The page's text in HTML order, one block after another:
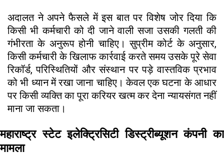
अदालत ने अपने फैसले में इस बात पर विशेष जोर दिया कि
किसी भी कर्मचारी को दी जाने वाली सजा उसकी गलती की
गंभीरता के अनुरूप होनी चाहिए। सुप्रीम कोर्ट के अनुसार,
किसी कर्मचारी के खिलाफ कार्रवाई करते समय उसके पूरे सेवा
रिकॉर्ड, परिस्थितियों और संस्थान पर पड़े वास्तविक प्रभाव
को भी ध्यान में रखा जाना चाहिए। केवल एक घटना के आधार
पर किसी व्यक्ति का पूरा करियर खत्म कर देना न्यायसंगत नहीं
माना जा सकता।
महाराष्ट्र स्टेट इलेक्ट्रिसिटी डिस्ट्रीब्यूशन कंपनी का
मामला